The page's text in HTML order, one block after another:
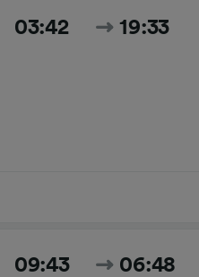
03:42 19:33
09:43 06:48